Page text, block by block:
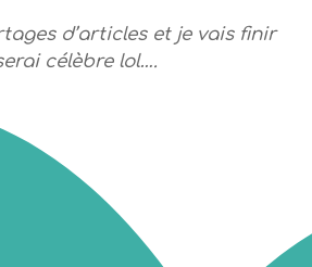
d’articles et je vais finir
célèbre lol….